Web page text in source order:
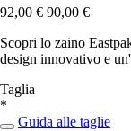
92,00 € 90,00 €
Scopri lo zaino
design innovativo e
Taglia
*
Guida alle taglie